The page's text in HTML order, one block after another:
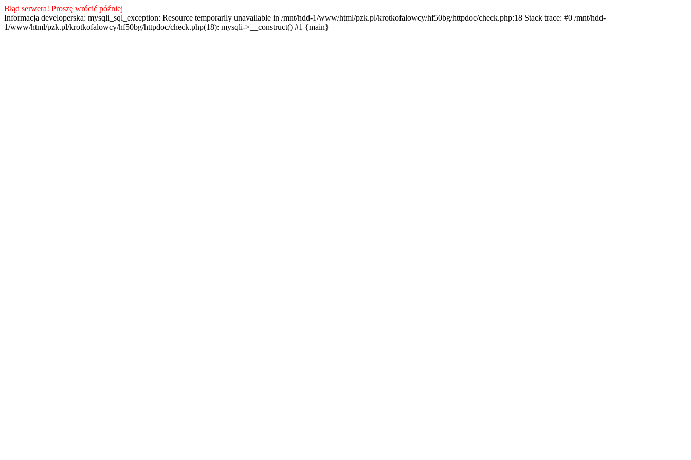
Błąd serwera! Proszę wrócić później
Informacja developerska: mysqli_sql_exception: Resource temporarily unavailable in /mnt/hdd-1/www/html/pzk.pl/krotkofalowcy/hf50bg/httpdoc/check.php:18 Stack trace: #0 /mnt/hdd-
1/www/html/pzk.pl/krotkofalowcy/hf50bg/httpdoc/check.php(18): mysqli->__construct() #1 {main}